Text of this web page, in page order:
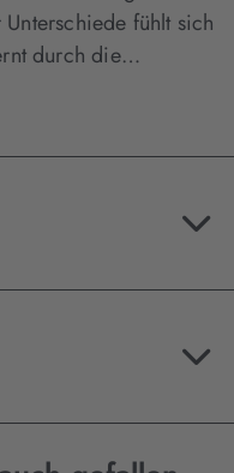
fühlt sich
durch die…